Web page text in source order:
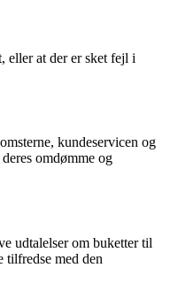
eller at der er sket fejl i
kundeservicen og
omdømme og
udtalelser om buketter til
tilfredse med den